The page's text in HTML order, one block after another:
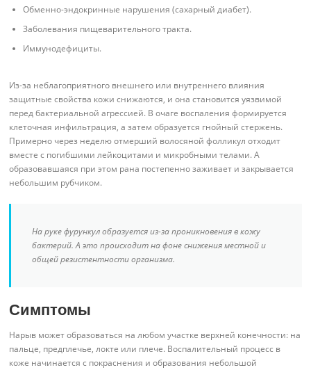
Обменно-эндокринные нарушения (сахарный диабет).
Заболевания пищеварительного тракта.
Иммунодефициты.
Из-за неблагоприятного внешнего или внутреннего влияния
защитные свойства кожи снижаются, и она становится уязвимой
перед бактериальной агрессией. В очаге воспаления формируется
клеточная инфильтрация, а затем образуется гнойный стержень.
Примерно через неделю отмерший волосяной фолликул отходит
вместе с погибшими лейкоцитами и микробными телами. А
образовавшаяся при этом рана постепенно заживает и закрывается
небольшим рубчиком.
На руке фурункул образуется из-за проникновения в кожу
бактерий. А это происходит на фоне снижения местной и
общей резистентности организма.
Симптомы
Нарыв может образоваться на любом участке верхней конечности: на
пальце, предплечье, локте или плече. Воспалительный процесс в
коже начинается с покраснения и образования небольшой